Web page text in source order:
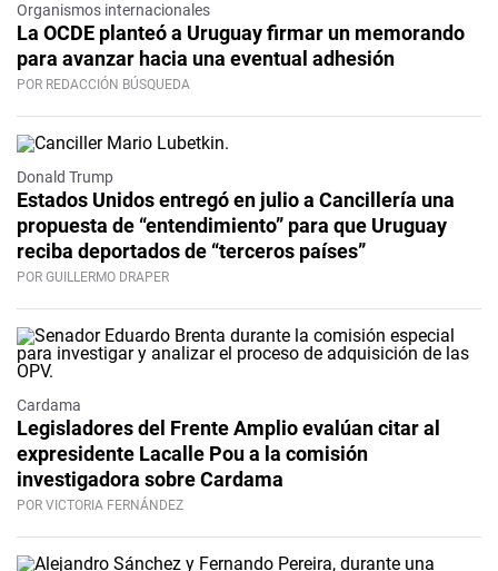
Organismos internacionales
La OCDE planteó a Uruguay firmar un memorando
para avanzar hacia una eventual adhesión
POR REDACCIÓN BÚSQUEDA
Donald Trump
Estados Unidos entregó en julio a Cancillería una
propuesta de “entendimiento” para que Uruguay
reciba deportados de “terceros países”
POR GUILLERMO DRAPER
Cardama
Legisladores del Frente Amplio evalúan citar al
expresidente Lacalle Pou a la comisión
investigadora sobre Cardama
POR VICTORIA FERNÁNDEZ